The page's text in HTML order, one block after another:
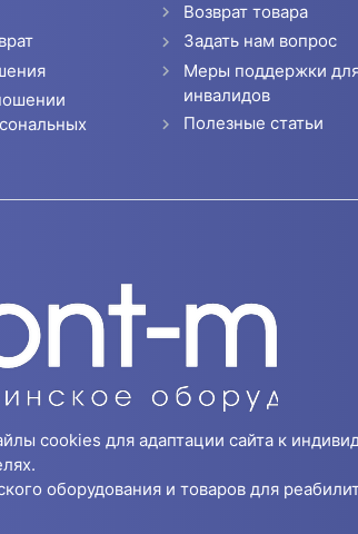
Возврат товара
Задать нам вопрос
Меры поддержки
инвалидов
Полезные статьи
cookies для адаптации сайта к
оборудования и товаров для